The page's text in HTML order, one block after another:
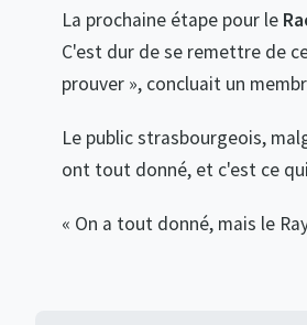
La prochaine étape pour le
C'est dur de se remettre de
prouver », concluait un
Le public strasbourgeois,
ont tout donné, et c'est ce
« On a tout donné, mais le